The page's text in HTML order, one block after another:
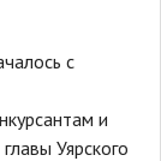
с
и
Уярского